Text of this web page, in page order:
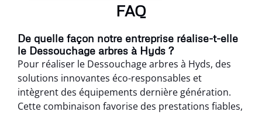
FAQ
De quelle façon notre entreprise réalise-t-elle
le Dessouchage arbres à Hyds ?
Pour réaliser le Dessouchage arbres à Hyds, des
solutions innovantes éco-responsables et
intègrent des équipements dernière génération.
Cette combinaison favorise des prestations fiables,